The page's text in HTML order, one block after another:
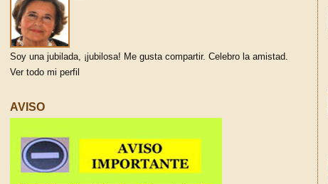
Soy una jubilada, ¡jubilosa! Me gusta compartir. Celebro la amistad.
Ver todo mi perfil
AVISO